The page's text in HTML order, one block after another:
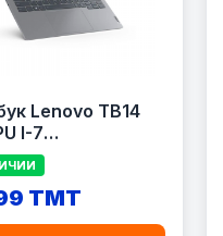
Lenovo TB14
I-7
20)/RAM
512GB
TMT